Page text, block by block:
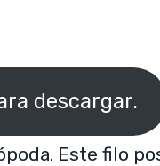
descargar.
Este filo